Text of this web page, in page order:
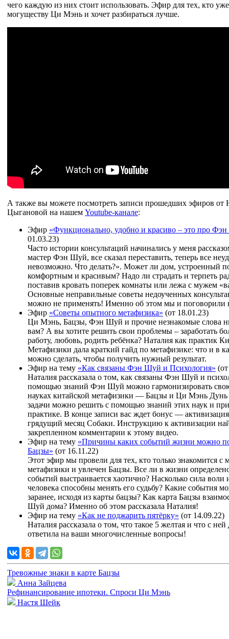
чего каждую из них стоит использовать. Эфир для тех, кто
могуществу Ци Мэнь и хочет разбираться лучше.
А также вы можете посмотреть записи прошедших эфиров от
Цыгановой на нашем Youtube-канале:
Эфир «Функционально, удобно и красиво – это про
01.03.23)
Часто истории консультаций начинались у меня
мастер Фэн Шуй, все сказал переставить, теперь все
невозможно. Что делать?». Может ли дом, устроенный
комфортным и красивым? Надо ли страдать и терпеть
поставив кровать поперек комнаты или лежа с мужем
Основные неправильные советы недоученных
можно не применять! Именно об этом мы и поговорили
Эфир «Советы опытного метафизика» (от 18.01.23)
Ци Мэнь, Бацзы, Фэн Шуй и прочие незнакомые слова
вам? А вы хотите решить свои проблемы – заработать
работу, любовь, родить ребёнка? Наталия как практик
Метафизики дала краткий гайд по метафизике: что и в
можно сделать, чтобы получить нужный результат.
Эфир на тему «Как связаны Фэн Шуй и Психология»
Наталия рассказала о том, как связаны Фэн Шуй и
помощью знаний Фэн Шуй можно гармонизировать
науках китайской метафизики — Бацзы и Ци Мэнь
задачи можно решить с помощью знаний этих наук и
практике. В конце записи вас ждет бонус —
грядущий месяц Собаки. Инструкцию к активизации
закрепленном комментарии к этому видео.
Эфир на тему «Причины каких событий жизни можно
Бацзы» (от 16.11.22)
Этот эфир мы провели для тех, кто только знакомится с
метафизики и увлечен Бацзы. Все ли в жизни
событий выстраивается хаотично? Насколько сила воли
человека способны менять его судьбу? Какие события
заранее, исходя из карты бацзы? Как карта Бацзы
Шуй дома? Именно об этом рассказала Наталия!
Эфир на тему «Как не поджарить пятёрку» (от 14.09.22)
Наталия рассказала о том, что такое 5 желтая и что с
ответила на ваши многочисленные вопросы!
Тревожные знаки в карте Бацзы
Анна Зайцева
Рефинансирование ипотеки. Спроси Ци Мэнь
Настя Шейк